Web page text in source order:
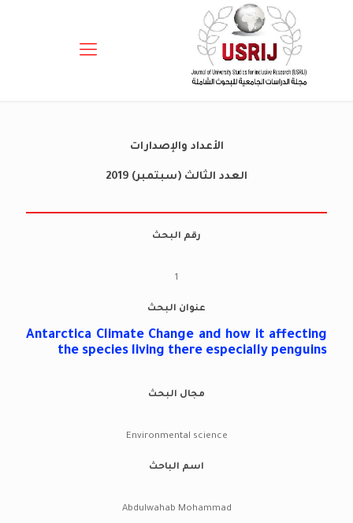
الأعداد والإصدارات
العدد الثالث (سبتمبر) 2019
رقم البحث
1
عنوان البحث
Antarctica Climate Change and how it affecting
the species living there especially penguins
مجال البحث
Environmental science
اسم الباحث
Abdulwahab Mohammad